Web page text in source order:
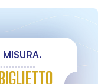
MISURA.